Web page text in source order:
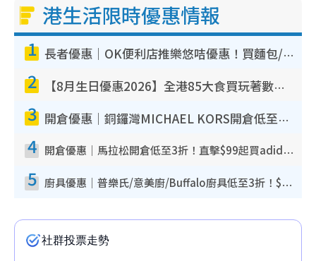
港生活限時優惠情報
1 長者優惠｜OK便利店推樂悠咭優惠！買麵包/牛奶/保健品拍卡即減
2 【8月生日優惠2026】全港85大食買玩著數攻略 自助餐/火鍋放題同行免費＋誠品/DONKI送現金券
3 開倉優惠｜銅鑼灣MICHAEL KORS開倉低至17折！直擊$500起買手袋/銀包/鞋款 必買經典Jet Set系列
4 開倉優惠｜馬拉松開倉低至3折！直擊$99起買adidas／New Balance／Puma鞋款 STANLEY保溫杯劈價至$119起
5 廚具優惠｜普樂氏/意美廚/Buffalo廚具低至3折！$89起買煎鍋／炒鑊／個人鍋 同場小家電激減至$99起